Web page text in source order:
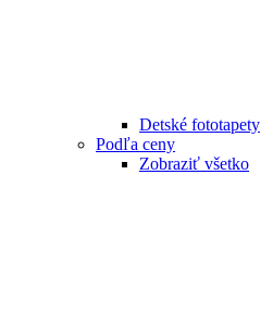
Detské fototapety
Podľa ceny
Zobraziť všetko